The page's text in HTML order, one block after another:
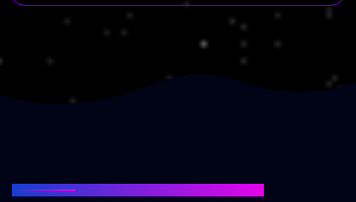
OPTIMIZARE SI PERFORMANTA